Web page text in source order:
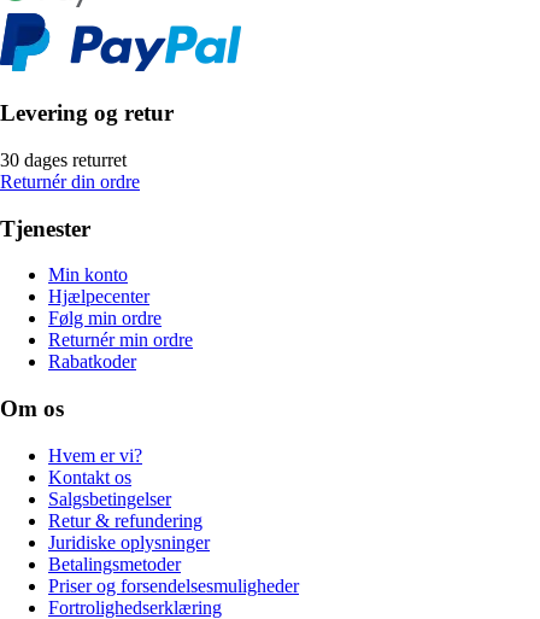
Levering og retur
30 dages returret
Returnér din ordre
Tjenester
Min konto
Hjælpecenter
Følg min ordre
Returnér min ordre
Rabatkoder
Om os
Hvem er vi?
Kontakt os
Salgsbetingelser
Retur & refundering
Juridiske oplysninger
Betalingsmetoder
Priser og forsendelsesmuligheder
Fortrolighedserklæring